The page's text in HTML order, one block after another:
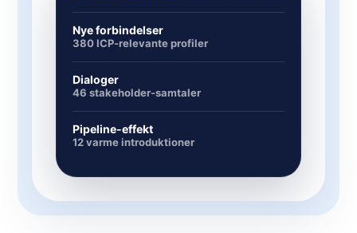
Nye forbindelser
380 ICP-relevante profiler
Dialoger
46 stakeholder-samtaler
Pipeline-effekt
12 varme introduktioner